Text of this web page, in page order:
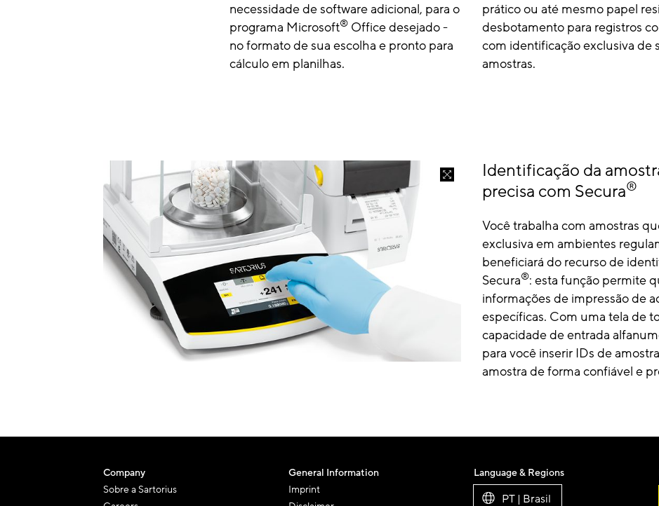
necessidade de software adicional, para o
programa Microsoft® Office desejado -
no formato de sua escolha e pronto para
cálculo em planilhas.
prático ou até mesmo papel
desbotamento para registros
com identificação exclusiva de
amostras.
Identificação da
precisa com Secura®
Você trabalha com amostras
exclusiva em ambientes
beneficiará do recurso de
Secura®: esta função permite
informações de impressão de
específicas. Com uma tela de
capacidade de entrada
para você inserir IDs de
amostra de forma confiável e
Company
Sobre a Sartorius
General Information
Imprint
Language & Regions
PT | Brasil